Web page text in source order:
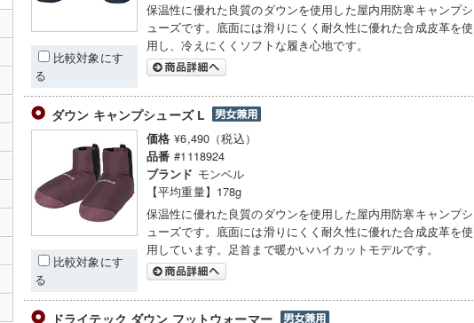
比較対象にす
る
保温性に優れた良質のダウンを使用した屋内用防寒キャンプシ
ューズです。底面には滑りにくく耐久性に優れた合成皮革を使
用し、冷えにくくソフトな履き心地です。
ダウン キャンプシューズ L
比較対象にす
る
価格 ¥6,490（税込）
品番 #1118924
ブランド モンベル
【平均重量】178g
保温性に優れた良質のダウンを使用した屋内用防寒キャンプシ
ューズです。底面には滑りにくく耐久性に優れた合成皮革を使
用しています。足首まで暖かいハイカットモデルです。
ドライテック ダウン フットウォーマー